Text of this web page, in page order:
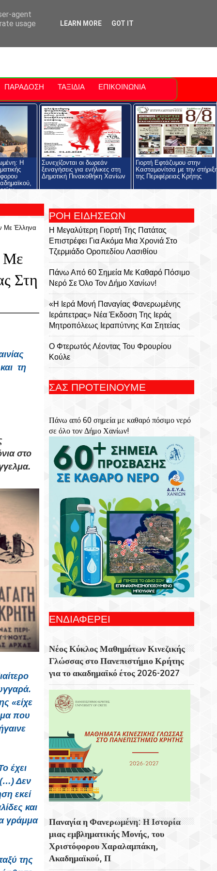
Polis
ΠΑΡΑΔΟΣΗ ΤΑΞΙΔΙΑ ΕΠΙΚΟΙΝΩΝΙΑ
Η
Συνεχίζονται οι δωρεάν
ξεναγήσεις για ενήλικες στη
Δημοτική Πινακοθήκη Χανίων
Γιορτή Εφτάζυμου στην
Κασταμονίτσα με την
της Περιφέρειας Κρήτης
Με Έλληνα
Με
Στη
τη
στο
«είχε
που
έχει
(…) Δεν
εκεί
και
γράμμα
της
ΡΟΗ ΕΙΔΗΣΕΩΝ
Η Μεγαλύτερη Γιορτή Της Πατάτας
Επιστρέφει Για Ακόμα Μια Χρονιά Στο
Τζερμιάδο Οροπεδίου Λασιθίου
Πάνω Από 60 Σημεία Με Καθαρό Πόσιμο
Νερό Σε Όλο Τον Δήμο Χανίων!
«Η Ιερά Μονή Παναγίας Φανερωμένης
Ιεράπετρας» Νέα Έκδοση Της Ιεράς
Μητροπόλεως Ιεραπύτνης Και Σητείας
Ο Φτερωτός Λέοντας Του Φρουρίου
Κούλε
Εμβληματικής Μονής, Του Χριστόφορου
Του Ριζαρείου Ιδρύματος
Συνεχίζονται Οι Δωρεάν Ξεναγήσεις Για
Ενήλικες Στη Δημοτική Πινακοθήκη
Χανίων
Γιορτή Εφτάζυμου Στην Κασταμονίτσα Με
Την Στήριξη Της Περιφέρειας Κρήτης
Οι Παραστάσεις Στα Κηποθέατρα Του
Δήμου Ηρακλείου,τη Δευτέρα 10
Αυγούστου 2026
Ξεκίνησε Η Ετήσια Έρευνα Επισκεπτών
Του Epaithros+ Για Τον Τουρισμό
Υπαίθρου Στην Ελλάδα
«Αυτοσχεδιασμοί» Με Τον Σωτήρη
Αλεξάκη Και Τον Αλέξανδρο Κανακάκη
Γ. Πλακιωτάκης: Συνεχίζεται Η
Αναβάθμιση Των Σχολικών Μονάδων Στο
Λασίθι
Η Οσάκα Από Τις Σημαντικότερες Πόλεις
«Αφετηρίες Και Υπερβάσεις» Στο
Φεστιβάλ Κρήτης Της Περιφέρειας Κρήτης
Την Κυριακή 23 Αυγούστου
Αρχαιολογικός Χώρος Απτέρας – Θέατρο
Αρχαίας Απτέρας Μότσαρτ, Μπετόβεν Και
Επτανήσιοι Συνθέτες Με Τον Βαθύφωνο
Οι Οικονομικές Δυσκολίες Επιταχύνουν
Τη Γνωστική Έκπτωση
Το Λιμάνι Του Ρότερνταμ
ΣΑΣ ΠΡΟΤΕΙΝΟΥΜΕ
Πάνω από 60 σημεία με καθαρό πόσιμο νερό
σε όλο τον Δήμο Χανίων!
ΕΝΔΙΑΦΕΡΕΙ
Νέος Κύκλος Μαθημάτων Κινεζικής
Γλώσσας στο Πανεπιστήμιο Κρήτης
για το ακαδημαϊκό έτος 2026-2027
Παναγία η Φανερωμένη: Η Ιστορία
μιας εμβληματικής Μονής, του
Χριστόφορου Χαραλαμπάκη,
Ακαδημαϊκού, Π
agent
usage
LEARN MORE GOT IT